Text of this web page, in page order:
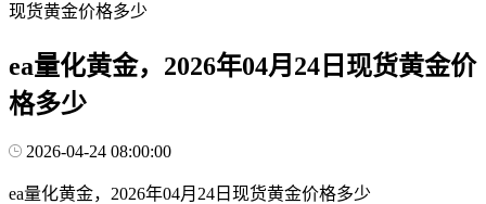
现货黄金价格多少
ea量化黄金，2026年04月24日现货黄金价
格多少
2026-04-24 08:00:00
ea量化黄金，2026年04月24日现货黄金价格多少